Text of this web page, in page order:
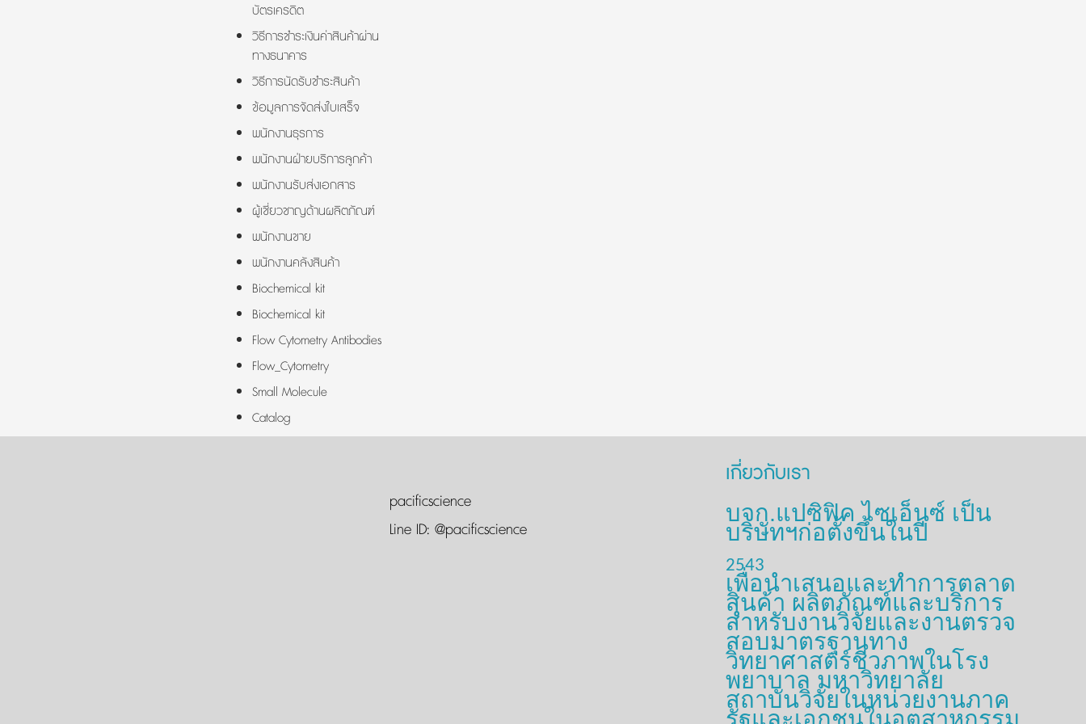
บัตรเครดิต
วิธีการชำระเงินค่าสินค้าผ่าน
ทางธนาคาร
วิธีการนัดรับชำระสินค้า
ข้อมูลการจัดส่งใบเสร็จ
พนักงานธุรการ
พนักงานฝ่ายบริการลูกค้า
พนักงานรับส่งเอกสาร
ผู้เชี่ยวชาญด้านผลิตภัณฑ์
พนักงานขาย
พนักงานคลังสินค้า
Biochemical kit
Biochemical kit
Flow Cytometry Antibodies
Flow_Cytometry
Small Molecule
Catalog
pacificscience
Line ID: @pacificscience
เกี่ยวกับเรา
บจก.แปซิฟิค ไซเอ็นซ์ เป็น
บริษัทฯก่อตั้งขึ้นในปี
2543
เพื่อนำเสนอและทำการตลาด
สินค้า ผลิตภัณฑ์และบริการ
สำหรับงานวิจัยและงานตรวจ
สอบมาตรฐานทาง
วิทยาศาสตร์ชีวภาพในโรง
พยาบาล มหาวิทยาลัย
สถาบันวิจัยในหน่วยงานภาค